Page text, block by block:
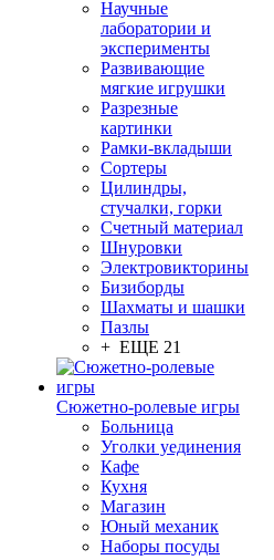
Научные
лаборатории и
эксперименты
Развивающие
мягкие игрушки
Разрезные
картинки
Рамки-вкладыши
Сортеры
Цилиндры,
стучалки, горки
Счетный материал
Шнуровки
Электровикторины
Бизиборды
Шахматы и шашки
Пазлы
+ ЕЩЕ 21
Сюжетно-ролевые игры
Больница
Уголки уединения
Кафе
Кухня
Магазин
Юный механик
Наборы посуды